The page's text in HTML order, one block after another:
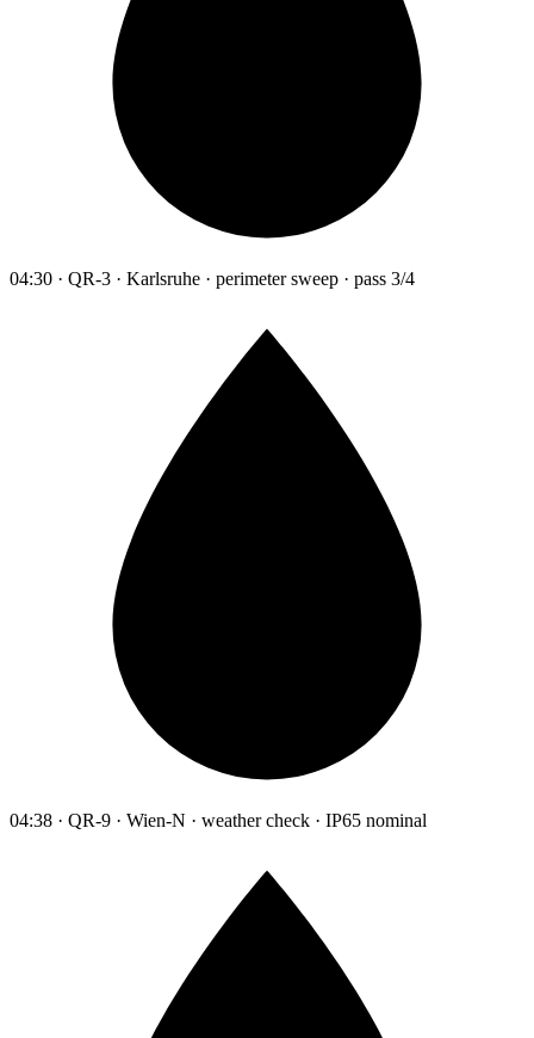
04:30 · QR-3 · Karlsruhe · perimeter sweep · pass 3/4
04:38 · QR-9 · Wien-N · weather check · IP65 nominal